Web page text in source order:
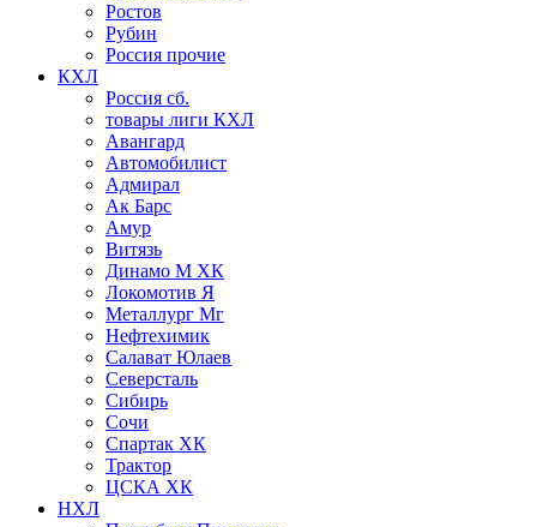
Ростов
Рубин
Россия прочие
КХЛ
Россия сб.
товары лиги КХЛ
Авангард
Автомобилист
Адмирал
Ак Барс
Амур
Витязь
Динамо М ХК
Локомотив Я
Металлург Мг
Нефтехимик
Салават Юлаев
Северсталь
Сибирь
Сочи
Спартак ХК
Трактор
ЦСКА ХК
НХЛ